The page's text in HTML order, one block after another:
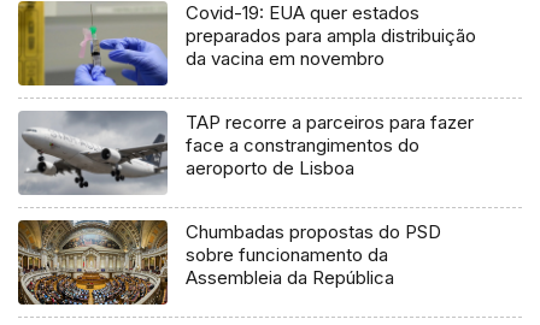
Covid-19: EUA quer estados
preparados para ampla distribuição
da vacina em novembro
TAP recorre a parceiros para fazer
face a constrangimentos do
aeroporto de Lisboa
Chumbadas propostas do PSD
sobre funcionamento da
Assembleia da República